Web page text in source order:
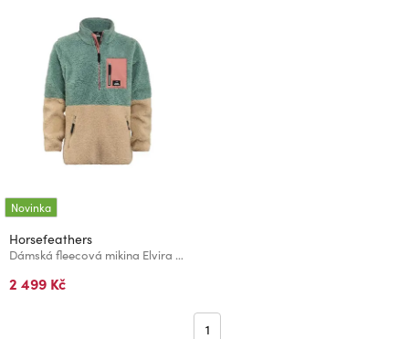
Novinka
Horsefeathers
Dámská fleecová mikina Elvira - frosty green
2 499 Kč
1